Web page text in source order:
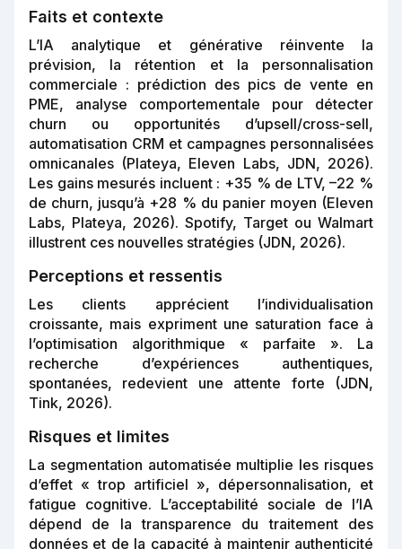
Faits et contexte
L’IA analytique et générative réinvente la
prévision, la rétention et la personnalisation
commerciale : prédiction des pics de vente en
PME, analyse comportementale pour détecter
churn ou opportunités d’upsell/cross-sell,
automatisation CRM et campagnes personnalisées
omnicanales (Plateya, Eleven Labs, JDN, 2026).
Les gains mesurés incluent : +35 % de LTV, –22 %
de churn, jusqu’à +28 % du panier moyen (Eleven
Labs, Plateya, 2026). Spotify, Target ou Walmart
illustrent ces nouvelles stratégies (JDN, 2026).
Perceptions et ressentis
Les clients apprécient l’individualisation
croissante, mais expriment une saturation face à
l’optimisation algorithmique « parfaite ». La
recherche d’expériences authentiques,
spontanées, redevient une attente forte (JDN,
Tink, 2026).
Risques et limites
La segmentation automatisée multiplie les risques
d’effet « trop artificiel », dépersonnalisation, et
fatigue cognitive. L’acceptabilité sociale de l’IA
dépend de la transparence du traitement des
données et de la capacité à maintenir authenticité